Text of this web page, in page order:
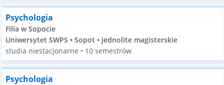
Psychologia
Filia w Sopocie
Uniwersytet SWPS • Sopot • jednolite magisterskie
studia niestacjonarne • 10 semestrów
Psychologia